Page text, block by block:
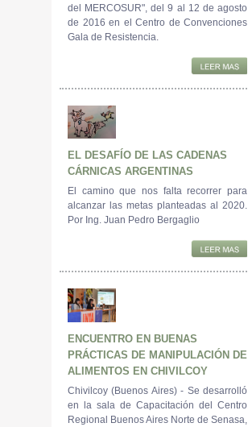
del MERCOSUR", del 9 al 12 de agosto
de 2016 en el Centro de Convenciones
Gala de Resistencia.
EL DESAFÍO DE LAS CADENAS
CÁRNICAS ARGENTINAS
El camino que nos falta recorrer para
alcanzar las metas planteadas al 2020.
Por Ing. Juan Pedro Bergaglio
ENCUENTRO EN BUENAS
PRÁCTICAS DE MANIPULACIÓN DE
ALIMENTOS EN CHIVILCOY
Chivilcoy (Buenos Aires) - Se desarrolló
en la sala de Capacitación del Centro
Regional Buenos Aires Norte de Senasa,